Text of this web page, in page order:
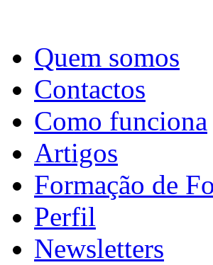
Quem somos
Contactos
Como funciona
Artigos
Formação de
Perfil
Newsletters